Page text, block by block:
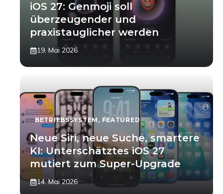
iOS 27: Genmoji soll
überzeugender und
praxistauglicher werden
19. Mai 2026
BETRIEBSSYSTEM , FEATURED
Neue Siri, neue Suche, smartere
KI: Unterschätztes iOS 27
mutiert zum Super-Upgrade
14. Mai 2026